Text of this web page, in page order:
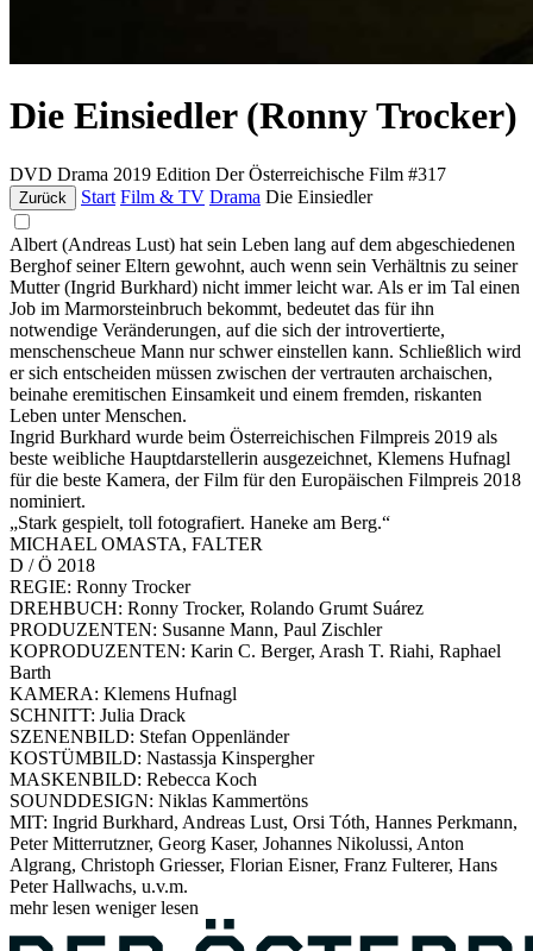
Die Einsiedler (Ronny Trocker)
DVD Drama 2019 Edition Der Österreichische Film #317
Zurück Start Film & TV Drama Die Einsiedler
Albert (Andreas Lust) hat sein Leben lang auf dem abgeschiedenen
Berghof seiner Eltern gewohnt, auch wenn sein Verhältnis zu seiner
Mutter (Ingrid Burkhard) nicht immer leicht war. Als er im Tal einen
Job im Marmorsteinbruch bekommt, bedeutet das für ihn
notwendige Veränderungen, auf die sich der introvertierte,
menschenscheue Mann nur schwer einstellen kann. Schließlich wird
er sich entscheiden müssen zwischen der vertrauten archaischen,
beinahe eremitischen Einsamkeit und einem fremden, riskanten
Leben unter Menschen.
Ingrid Burkhard wurde beim Österreichischen Filmpreis 2019 als
beste weibliche Hauptdarstellerin ausgezeichnet, Klemens Hufnagl
für die beste Kamera, der Film für den Europäischen Filmpreis 2018
nominiert.
„Stark gespielt, toll fotografiert. Haneke am Berg.“
MICHAEL OMASTA, FALTER
D / Ö 2018
REGIE: Ronny Trocker
DREHBUCH: Ronny Trocker, Rolando Grumt Suárez
PRODUZENTEN: Susanne Mann, Paul Zischler
KOPRODUZENTEN: Karin C. Berger, Arash T. Riahi, Raphael
Barth
KAMERA: Klemens Hufnagl
SCHNITT: Julia Drack
SZENENBILD: Stefan Oppenländer
KOSTÜMBILD: Nastassja Kinspergher
MASKENBILD: Rebecca Koch
SOUNDDESIGN: Niklas Kammertöns
MIT: Ingrid Burkhard, Andreas Lust, Orsi Tóth, Hannes Perkmann,
Peter Mitterrutzner, Georg Kaser, Johannes Nikolussi, Anton
Algrang, Christoph Griesser, Florian Eisner, Franz Fulterer, Hans
Peter Hallwachs, u.v.m.
mehr lesen weniger lesen